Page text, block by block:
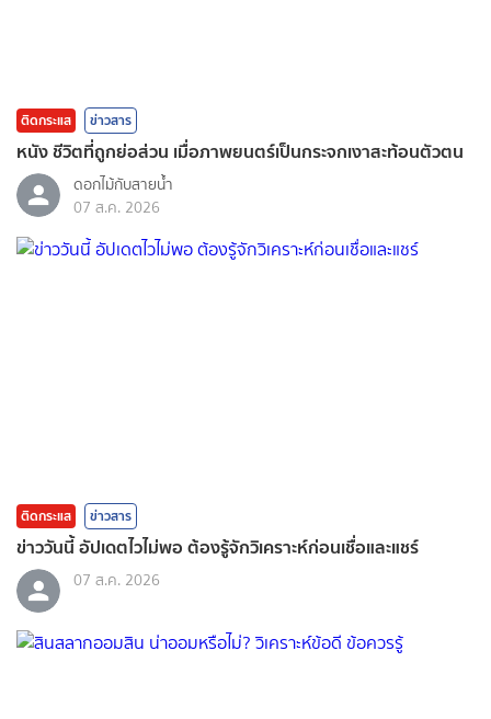
ติดกระแส ข่าวสาร
หนัง ชีวิตที่ถูกย่อส่วน เมื่อภาพยนตร์เป็นกระจกเงาสะท้อนตัวตน
ดอกไม้กับสายน้ำ
07 ส.ค. 2026
ติดกระแส ข่าวสาร
ข่าววันนี้ อัปเดตไวไม่พอ ต้องรู้จักวิเคราะห์ก่อนเชื่อและแชร์
07 ส.ค. 2026